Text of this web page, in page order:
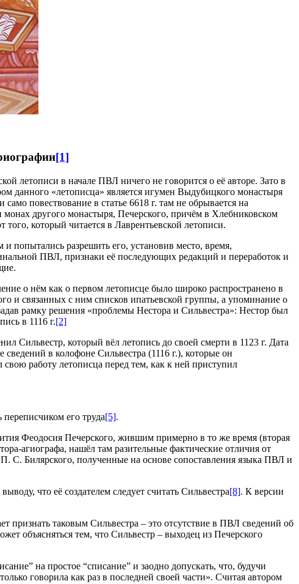
[1]
летописи в начале ПВЛ ничего не говорится о её авторе. Зато в
данного «летописца» является игумен Выдубицкого монастыря
повествование в статье 6618 г. там не обрывается на
монах другого монастыря, Печерского, причём в Хлебниковском
который читается в Лаврентьевской летописи.
попытались разрешить его, установив место, время,
ПВЛ, признаки её последующих редакций и переработок и
о нём как о первом летописце было широко распространено в
и связанных с ним списков ипатьевской группы, а упоминание о
рамку решения «проблемы Нестора и Сильвестра»: Нестор был
в 1116 г.[2]
Сильвестр, который вёл летопись до своей смерти в 1123 г. Дата
в колофоне Сильвестра (1116 г.), которые он
работу летописца перед тем, как к ней приступил
его труда[5].
Феодосия Печерского, жившим примерно в то же время (вторая
агиографа, нашёл там разительные фактические отличия от
Билярского, полученные на основе сопоставления языка ПВЛ и
что её создателем следует считать Сильвестра[8]. К версии
признать таковым Сильвестра – это отсутствие в ПВЛ сведений об
объясняться тем, что Сильвестр – выходец из Печерского
на простое “списание” и заодно допускать, что, будучи
говорила как раз в последней своей части». Считая автором